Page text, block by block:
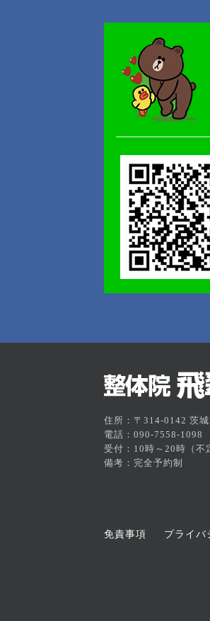
住所：〒314-0142 茨
電話：090-7558-1098
受付：10時～20時（不
備考：完全予約制
免責事項 プライバ